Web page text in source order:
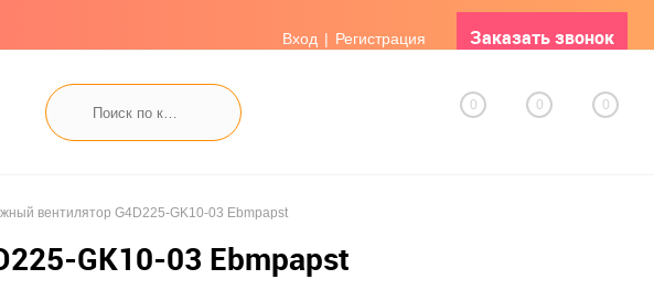
Вход Регистрация Заказать звонок
0 0 0
вентилятор G4D225-GK10-03 Ebmpapst
GK10-03 Ebmpapst